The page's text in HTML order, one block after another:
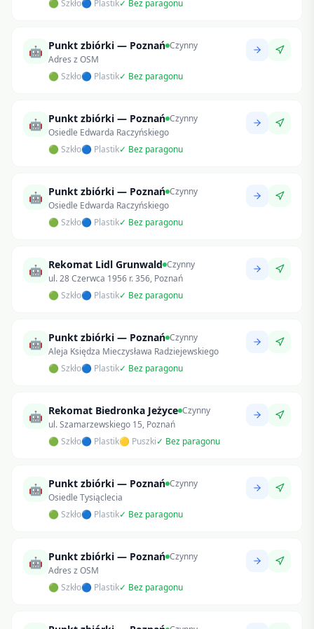
🟢 Szkło🔵 Plastik✓ Bez paragonu
🤖 Punkt zbiórki — Poznań Czynny
Adres z OSM
🟢 Szkło🔵 Plastik✓ Bez paragonu
🤖 Punkt zbiórki — Poznań Czynny
Osiedle Edwarda Raczyńskiego
🟢 Szkło🔵 Plastik✓ Bez paragonu
🤖 Punkt zbiórki — Poznań Czynny
Osiedle Edwarda Raczyńskiego
🟢 Szkło🔵 Plastik✓ Bez paragonu
🤖 Rekomat Lidl Grunwald Czynny
ul. 28 Czerwca 1956 r. 356, Poznań
🟢 Szkło🔵 Plastik✓ Bez paragonu
🤖 Punkt zbiórki — Poznań Czynny
Aleja Księdza Mieczysława Radziejewskiego
🟢 Szkło🔵 Plastik✓ Bez paragonu
🤖 Rekomat Biedronka Jeżyce Czynny
ul. Szamarzewskiego 15, Poznań
🟢 Szkło🔵 Plastik🟡 Puszki✓ Bez paragonu
🤖 Punkt zbiórki — Poznań Czynny
Osiedle Tysiąclecia
🟢 Szkło🔵 Plastik✓ Bez paragonu
🤖 Punkt zbiórki — Poznań Czynny
Adres z OSM
🟢 Szkło🔵 Plastik✓ Bez paragonu